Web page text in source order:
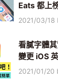
Eats 都上
2021/03/18
看膩字體
變更 iOS
2021/01/20